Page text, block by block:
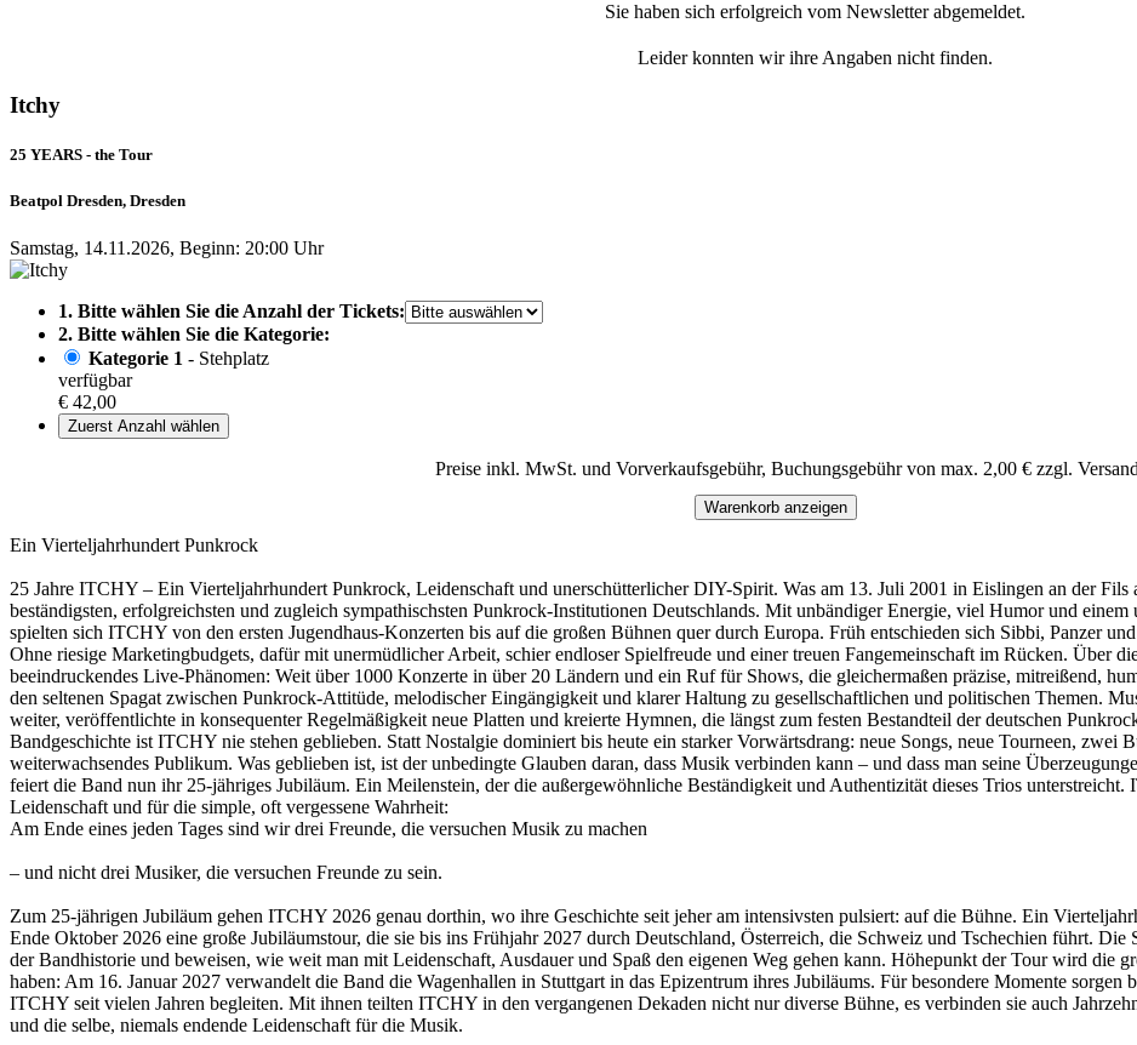
Sie haben sich erfolgreich vom Newsletter abgemeldet.
Leider konnten wir ihre Angaben nicht finden.
Itchy
25 YEARS - the Tour
Beatpol Dresden, Dresden
Samstag, 14.11.2026, Beginn: 20:00 Uhr
1. Bitte wählen Sie die Anzahl der Tickets:
2. Bitte wählen Sie die Kategorie:
Kategorie 1 - Stehplatz
verfügbar
€ 42,00
Zuerst Anzahl wählen
Preise inkl. MwSt. und Vorverkaufsgebühr, Buchungsgebühr von max. 2,00 € zzgl.
Warenkorb anzeigen
Ein Vierteljahrhundert Punkrock
25 Jahre ITCHY – Ein Vierteljahrhundert Punkrock, Leidenschaft und unerschütterlicher DIY-Spirit. Was am 13. Juli 2001 in Eislingen an der Fils
beständigsten, erfolgreichsten und zugleich sympathischsten Punkrock-Institutionen Deutschlands. Mit unbändiger Energie, viel Humor und
spielten sich ITCHY von den ersten Jugendhaus-Konzerten bis auf die großen Bühnen quer durch Europa. Früh entschieden sich Sibbi, Panzer
Ohne riesige Marketingbudgets, dafür mit unermüdlicher Arbeit, schier endloser Spielfreude und einer treuen Fangemeinschaft im Rücken. Über
beeindruckendes Live-Phänomen: Weit über 1000 Konzerte in über 20 Ländern und ein Ruf für Shows, die gleichermaßen präzise, mitreißend,
den seltenen Spagat zwischen Punkrock-Attitüde, melodischer Eingängigkeit und klarer Haltung zu gesellschaftlichen und politischen Themen.
weiter, veröffentlichte in konsequenter Regelmäßigkeit neue Platten und kreierte Hymnen, die längst zum festen Bestandteil der deutschen
Bandgeschichte ist ITCHY nie stehen geblieben. Statt Nostalgie dominiert bis heute ein starker Vorwärtsdrang: neue Songs, neue Tourneen, zwei
weiterwachsendes Publikum. Was geblieben ist, ist der unbedingte Glauben daran, dass Musik verbinden kann – und dass man seine
feiert die Band nun ihr 25-jähriges Jubiläum. Ein Meilenstein, der die außergewöhnliche Beständigkeit und Authentizität dieses Trios
Leidenschaft und für die simple, oft vergessene Wahrheit:
Am Ende eines jeden Tages sind wir drei Freunde, die versuchen Musik zu machen
– und nicht drei Musiker, die versuchen Freunde zu sein.
Zum 25-jährigen Jubiläum gehen ITCHY 2026 genau dorthin, wo ihre Geschichte seit jeher am intensivsten pulsiert: auf die Bühne. Ein
Ende Oktober 2026 eine große Jubiläumstour, die sie bis ins Frühjahr 2027 durch Deutschland, Österreich, die Schweiz und Tschechien führt. Die
der Bandhistorie und beweisen, wie weit man mit Leidenschaft, Ausdauer und Spaß den eigenen Weg gehen kann. Höhepunkt der Tour wird die
haben: Am 16. Januar 2027 verwandelt die Band die Wagenhallen in Stuttgart in das Epizentrum ihres Jubiläums. Für besondere Momente sorgen
ITCHY seit vielen Jahren begleiten. Mit ihnen teilten ITCHY in den vergangenen Dekaden nicht nur diverse Bühne, es verbinden sie auch
und die selbe, niemals endende Leidenschaft für die Musik.